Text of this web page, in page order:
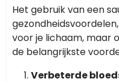
Het gebruik van een
voor je lichaam, maar
de belangrijkste
Verbeterde